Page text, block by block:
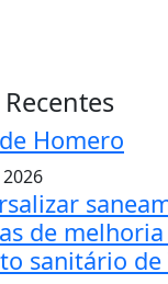
Homero
de
sanitário de